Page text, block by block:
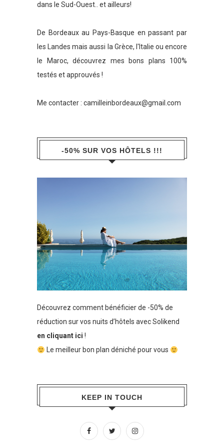
dans le Sud-Ouest.. et ailleurs!
De Bordeaux au Pays-Basque en passant par
les Landes mais aussi la Grèce, l'Italie ou encore
le Maroc, découvrez mes bons plans 100%
testés et approuvés !
Me contacter : camilleinbordeaux@gmail.com
-50% SUR VOS HÔTELS !!!
Découvrez comment bénéficier de -50% de
réduction sur vos nuits d’hôtels avec Solikend
en cliquant ici !
Le meilleur bon plan déniché pour vous
KEEP IN TOUCH